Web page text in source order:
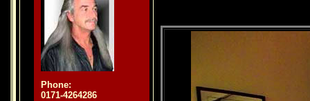
Phone:
0171-4264286